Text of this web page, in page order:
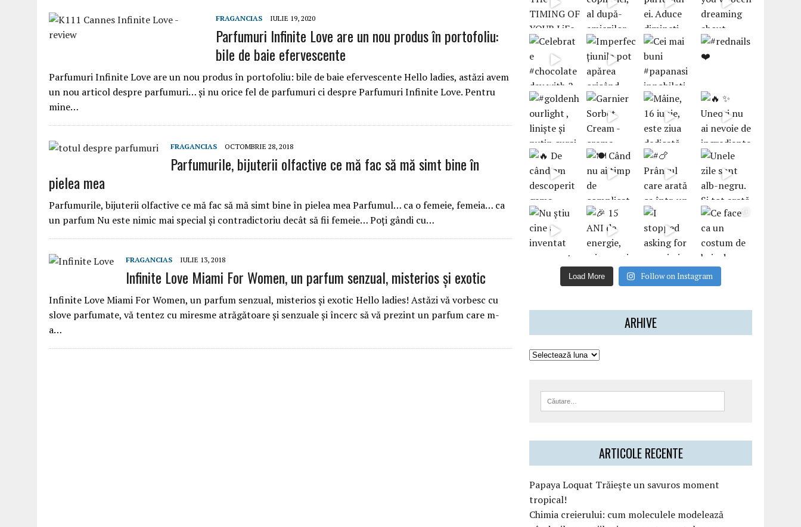
FRAGANCIAS IULIE 19, 2020
Parfumuri Infinite Love are un nou produs în portofoliu:
bile de baie efervescente
Parfumuri Infinite Love are un nou produs în portofoliu: bile de baie efervescente Hello ladies, astăzi avem
un nou articol despre parfumuri… și nu orice fel de parfumuri ci despre Parfumuri Infinite Love. Pentru
mine…
FRAGANCIAS OCTOMBRIE 28, 2018
Parfumurile, bijuterii olfactive ce mă fac să mă simt bine în
pielea mea
Parfumurile, bijuterii olfactive ce mă fac să mă simt bine în pielea mea Parfumul… ca o femeie, femeia… ca
un parfum Nu este nimic mai special și contradictoriu decât să fii femeie… Poți gândi cu…
FRAGANCIAS IULIE 13, 2018
Infinite Love Miami For Women, un parfum senzual, misterios și exotic
Infinite Love Miami For Women, un parfum senzual, misterios și exotic Hello ladies! Astăzi vă vorbesc cu
slove parfumate, vă tentez cu miresme atrăgătoare și senzuale și încerc să vă prezint un parfum care m-
a…
Load More Follow on Instagram
ARHIVE
ARTICOLE RECENTE
Papaya Loquat Trăiește un savuros moment
tropical!
Chimia creierului: cum moleculele modelează